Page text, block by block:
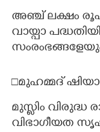
അഞ്ച് ലക്ഷം
വായ്പാ
□മുഹമ്മദ്
മുസ്ലിം വിരുദ്ധ
വിഭാഗീയത